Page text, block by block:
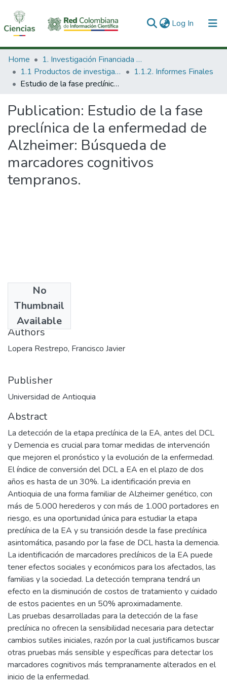
Log In (current)
Communities & Collections
All of DSpace
Home
1. Investigación Financiada con Recursos Públicos
1.1 Productos de investigación
1.1.2. Informes Finales
Estudio de la fase preclínica de la enfermedad de Alzheimer: Búsqueda de marcadores cognitivos tempranos.
Publication: Estudio de la fase
preclínica de la enfermedad de
Alzheimer: Búsqueda de
marcadores cognitivos
tempranos.
No
Thumbnail
Available
2012-02-22
Authors
Lopera Restrepo, Francisco Javier
Publisher
Universidad de Antioquia
Abstract
La detección de la etapa preclínica de la EA, antes del DCL
y Demencia es crucial para tomar medidas de intervención
que mejoren el pronóstico y la evolución de la enfermedad.
El índice de conversión del DCL a EA en el plazo de dos
años es hasta de un 30%. La identificación previa en
Antioquia de una forma familiar de Alzheimer genético, con
más de 5.000 herederos y con más de 1.000 portadores en
riesgo, es una oportunidad única para estudiar la etapa
preclínica de la EA y su transición desde la fase preclínica
asintomática, pasando por la fase de DCL hasta la demencia.
La identificación de marcadores preclínicos de la EA puede
tener efectos sociales y económicos para los afectados, las
familias y la sociedad. La detección temprana tendrá un
efecto en la disminución de costos de tratamiento y cuidado
de estos pacientes en un 50% aproximadamente.
Las pruebas desarrolladas para la detección de la fase
preclínica no ofrecen la sensibilidad necesaria para detectar
cambios sutiles iniciales, razón por la cual justificamos buscar
otras pruebas más sensible y específicas para detectar los
marcadores cognitivos más tempranamente alterados en el
inicio de la enfermedad.